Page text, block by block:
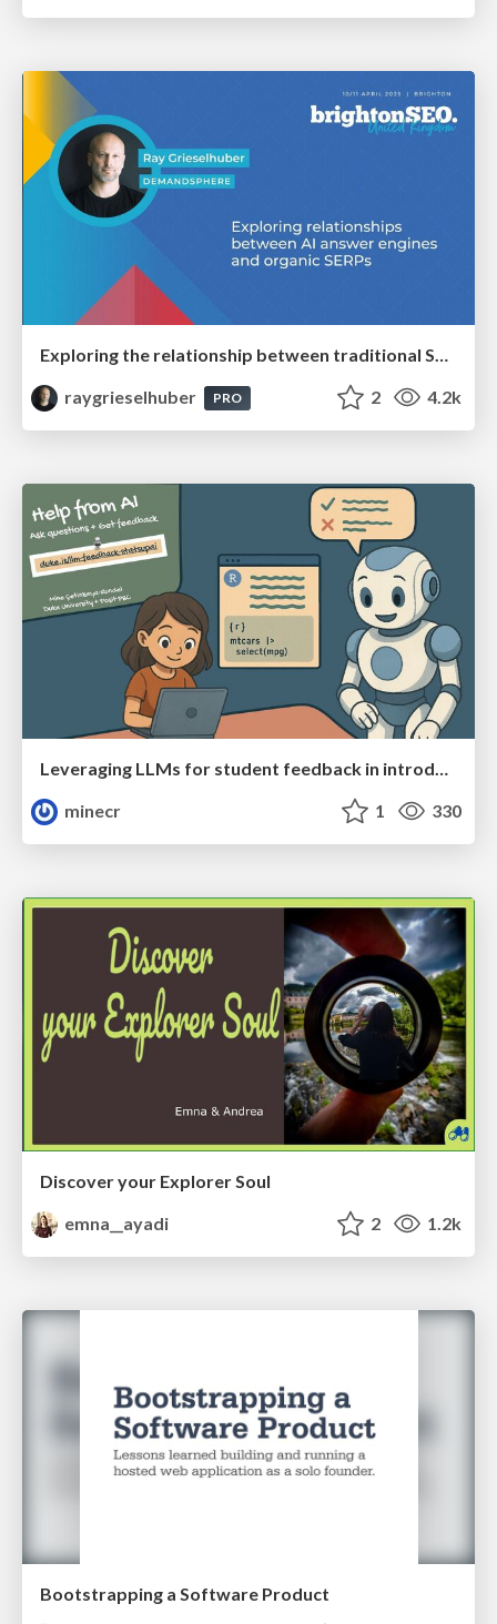
Exploring the relationship between traditional SERPs and Gen AI search
raygrieselhuber
PRO 2 4.2k
minecr
1 330
Discover your Explorer Soul
emna__ayadi
2 1.2k
Bootstrapping a Software Product